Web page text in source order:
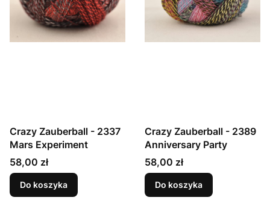
Crazy Zauberball - 2337
Mars Experiment
Cena
58,00 zł
Do koszyka
Crazy Zauberball - 2389
Anniversary Party
Cena
58,00 zł
Do koszyka